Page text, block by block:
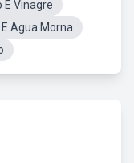
E Vinagre
Agua Morna